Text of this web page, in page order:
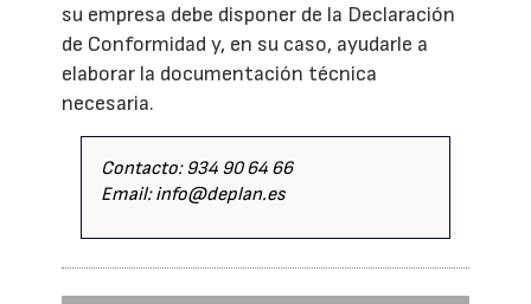
su empresa debe disponer de la Declaración
de Conformidad y, en su caso, ayudarle a
elaborar la documentación técnica
necesaria.
Contacto: 934 90 64 66
Email: info@deplan.es